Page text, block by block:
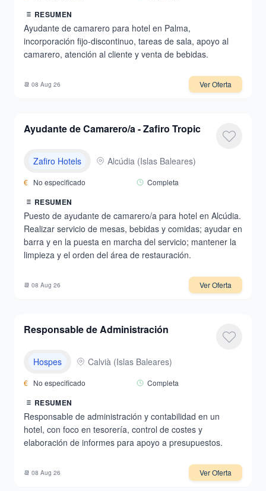
RESUMEN
Ayudante de camarero para hotel en Palma,
incorporación fijo-discontinuo, tareas de sala, apoyo al
camarero, atención al cliente y venta de bebidas.
📆 08 Aug 26 Ver Oferta
Ayudante de Camarero/a - Zafiro Tropic
Zafiro Hotels Alcúdia (Islas Baleares)
€ No especificado Completa
RESUMEN
Puesto de ayudante de camarero/a para hotel en Alcúdia.
Realizar servicio de mesas, bebidas y comidas; ayudar en
barra y en la puesta en marcha del servicio; mantener la
limpieza y el orden del área de restauración.
📆 08 Aug 26 Ver Oferta
Responsable de Administración
Hospes Calvià (Islas Baleares)
€ No especificado Completa
RESUMEN
Responsable de administración y contabilidad en un
hotel, con foco en tesorería, control de costes y
elaboración de informes para apoyo a presupuestos.
📆 08 Aug 26 Ver Oferta